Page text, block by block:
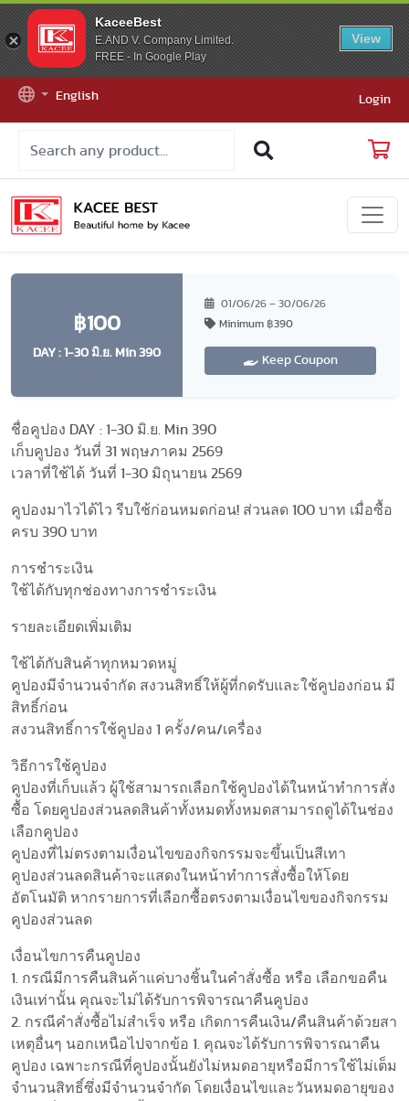
KaceeBest
E.AND V. Company Limited.
FREE - In Google Play
View
English Login
฿100
DAY : 1-30 มิ.ย. Min 390
01/06/26 – 30/06/26
Minimum ฿390
Keep Coupon
ชื่อคูปอง DAY : 1-30 มิ.ย. Min 390
เก็บคูปอง วันที่ 31 พฤษภาคม 2569
เวลาที่ใช้ได้ วันที่ 1-30 มิถุนายน 2569
คูปองมาไวได้ไว รีบใช้ก่อนหมดก่อน! ส่วนลด 100 บาท เมื่อซื้อ
ครบ 390 บาท
การชำระเงิน
ใช้ได้กับทุกช่องทางการชำระเงิน
รายละเอียดเพิ่มเติม
ใช้ได้กับสินค้าทุกหมวดหมู่
คูปองมีจำนวนจำกัด สงวนสิทธิ์ให้ผู้ที่กดรับและใช้คูปองก่อน มี
สิทธิ์ก่อน
สงวนสิทธิ์การใช้คูปอง 1 ครั้ง/คน/เครื่อง
วิธีการใช้คูปอง
คูปองที่เก็บแล้ว ผู้ใช้สามารถเลือกใช้คูปองได้ในหน้าทำการสั่ง
ซื้อ โดยคูปองส่วนลดสินค้าทั้งหมดทั้งหมดสามารถดูได้ในช่อง
เลือกคูปอง
คูปองที่ไม่ตรงตามเงื่อนไขของกิจกรรมจะขึ้นเป็นสีเทา
คูปองส่วนลดสินค้าจะแสดงในหน้าทำการสั่งซื้อให้โดย
อัตโนมัติ หากรายการที่เลือกซื้อตรงตามเงื่อนไขของกิจกรรม
คูปองส่วนลด
เงื่อนไขการคืนคูปอง
1. กรณีมีการคืนสินค้าแค่บางชิ้นในคำสั่งซื้อ หรือ เลือกขอคืน
เงินเท่านั้น คุณจะไม่ได้รับการพิจารณาคืนคูปอง
2. กรณีคำสั่งซื้อไม่สำเร็จ หรือ เกิดการคืนเงิน/คืนสินค้าด้วยสา
เหตุอื่นๆ นอกเหนือไปจากข้อ 1. คุณจะได้รับการพิจารณาคืน
คูปอง เฉพาะกรณีที่คูปองนั้นยังไม่หมดอายุหรือมีการใช้ไม่เต็ม
จำนวนสิทธิ์ซึ่งมีจำนวนจำกัด โดยเงื่อนไขและวันหมดอายุของ